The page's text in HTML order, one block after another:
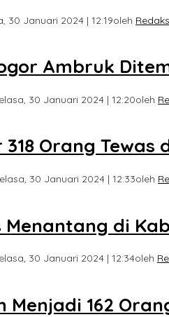
30 Januari 2024 | 12:19oleh
Ambruk
30 Januari 2024 | 12:20oleh
Orang
30 Januari 2024 | 12:33oleh
Menantang di
30 Januari 2024 | 12:34oleh
162